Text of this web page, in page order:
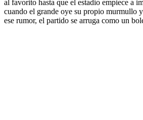
al favorito hasta que el estadio empiece a
cuando el grande oye su propio murmullo
ese rumor, el partido se arruga como un